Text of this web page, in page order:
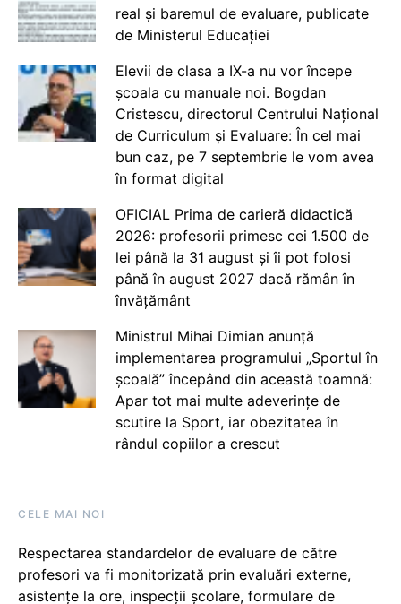
real și baremul de evaluare, publicate
de Ministerul Educației
Elevii de clasa a IX-a nu vor începe
școala cu manuale noi. Bogdan
Cristescu, directorul Centrului Național
de Curriculum și Evaluare: În cel mai
bun caz, pe 7 septembrie le vom avea
în format digital
OFICIAL Prima de carieră didactică
2026: profesorii primesc cei 1.500 de
lei până la 31 august și îi pot folosi
până în august 2027 dacă rămân în
învățământ
Ministrul Mihai Dimian anunță
implementarea programului „Sportul în
școală” începând din această toamnă:
Apar tot mai multe adeverințe de
scutire la Sport, iar obezitatea în
rândul copiilor a crescut
CELE MAI NOI
Respectarea standardelor de evaluare de către
profesori va fi monitorizată prin evaluări externe,
asistențe la ore, inspecții școlare, formulare de